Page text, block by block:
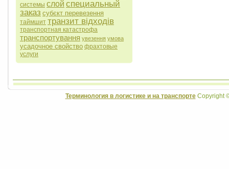
системы слой специальный
заказ субєкт перевезення
таймшит транзит відходів
транспортная катастрофа
транспортування увезення умова
усадочное свойство фрахтовые
услуги
Терминология в логистике и на транспортеCopyright